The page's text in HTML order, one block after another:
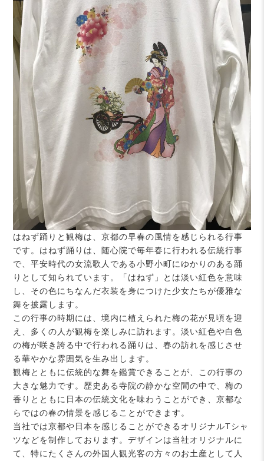
はねず踊りと観梅は、京都の早春の風情を感じられる行事
です。はねず踊りは、随心院で毎年春に行われる伝統行事
で、平安時代の女流歌人である小野小町にゆかりのある踊
りとして知られています。「はねず」とは淡い紅色を意味
し、その色にちなんだ衣装を身につけた少女たちが優雅な
舞を披露します。
この行事の時期には、境内に植えられた梅の花が見頃を迎
え、多くの人が観梅を楽しみに訪れます。淡い紅色や白色
の梅が咲き誇る中で行われる踊りは、春の訪れを感じさせ
る華やかな雰囲気を生み出します。
観梅とともに伝統的な舞を鑑賞できることが、この行事の
大きな魅力です。歴史ある寺院の静かな空間の中で、梅の
香りとともに日本の伝統文化を味わうことができ、京都な
らではの春の情景を感じることができます。
当社では京都や日本を感じることができるオリジナルTシャ
ツなどを制作しております。デザインは当社オリジナルに
て、特にたくさんの外国人観光客の方々のお土産として人